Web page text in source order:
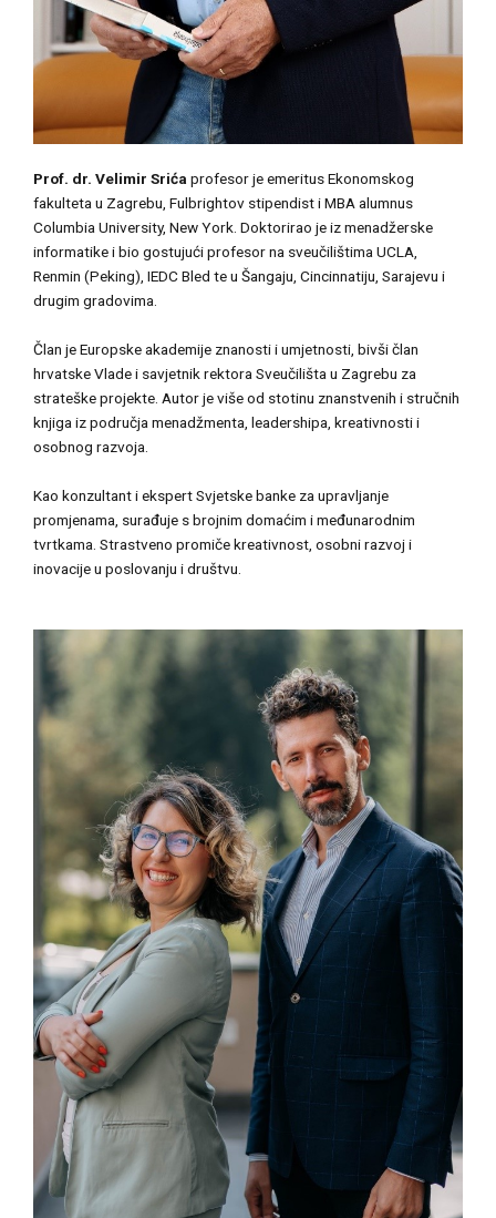
Prof. dr. Velimir Srića profesor je emeritus Ekonomskog
fakulteta u Zagrebu, Fulbrightov stipendist i MBA alumnus
Columbia University, New York. Doktorirao je iz menadžerske
informatike i bio gostujući profesor na sveučilištima UCLA,
Renmin (Peking), IEDC Bled te u Šangaju, Cincinnatiju, Sarajevu i
drugim gradovima.
Član je Europske akademije znanosti i umjetnosti, bivši član
hrvatske Vlade i savjetnik rektora Sveučilišta u Zagrebu za
strateške projekte. Autor je više od stotinu znanstvenih i stručnih
knjiga iz područja menadžmenta, leadershipa, kreativnosti i
osobnog razvoja.
Kao konzultant i ekspert Svjetske banke za upravljanje
promjenama, surađuje s brojnim domaćim i međunarodnim
tvrtkama. Strastveno promiče kreativnost, osobni razvoj i
inovacije u poslovanju i društvu.